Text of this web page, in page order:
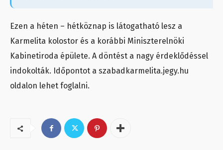
Ezen a héten – hétköznap is látogatható lesz a
Karmelita kolostor és a korábbi Miniszterelnöki
Kabinetiroda épülete. A döntést a nagy érdeklődéssel
indokolták. Időpontot a szabadkarmelita.jegy.hu
oldalon lehet foglalni.